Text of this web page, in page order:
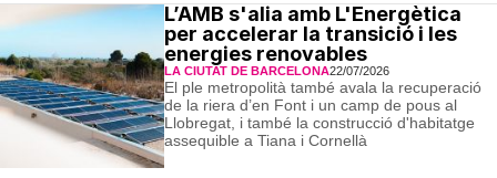
L’AMB s'alia amb L'Energètica
per accelerar la transició i les
energies renovables
LA CIUTAT DE BARCELONA22/07/2026
El ple metropolità també avala la recuperació
de la riera d’en Font i un camp de pous al
Llobregat, i també la construcció d'habitatge
assequible a Tiana i Cornellà